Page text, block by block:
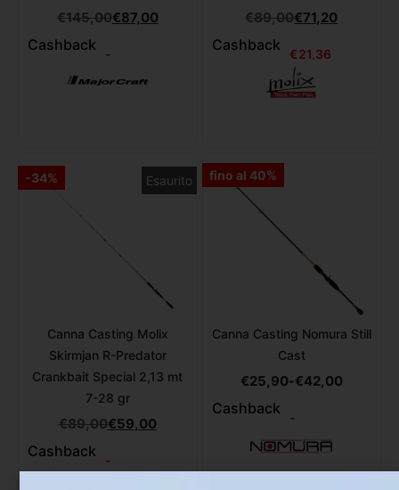
€145,00€87,00
Cashback
-
€89,00€71,20
Cashback
€21,36
-34%
Canna Casting Molix
Skirmjan R-Predator
Crankbait Special 2,13 mt
7-28 gr
Esaurito
€89,00€59,00
Cashback
-
fino al 40%
Canna Casting Nomura Still
Cast
€25,90-€42,00
Cashback
-